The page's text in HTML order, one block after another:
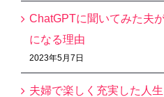
ChatGPTに聞いてみた夫
になる理由
2023年5月7日
夫婦で楽しく充実した人